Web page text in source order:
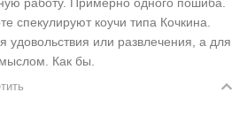
спекулируют коучи типа Кочкина.
удовольствия или развлечения, а для
Как бы.